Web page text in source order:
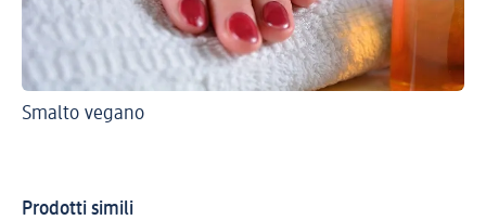
Smalto vegano
Prodotti simili